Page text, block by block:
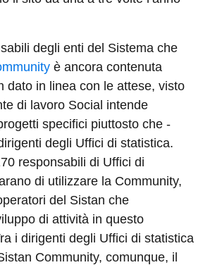
degli enti del Sistema che
è ancora contenuta
dato in linea con le attese, visto
di lavoro Social intende
specifici piuttosto che -
degli Uffici di statistica.
responsabili di Uffici di
di utilizzare la Community,
del Sistan che
di attività in questo
i dirigenti degli Uffici di statistica
Community, comunque, il